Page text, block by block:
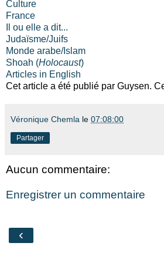
Culture
France
Il ou elle a dit...
Judaïsme/Juifs
Monde arabe/Islam
Shoah (Holocaust)
Articles in English
Cet article a été publié par Guysen.
Véronique Chemla le 07:08:00
Partager
Aucun commentaire:
Enregistrer un commentaire
‹